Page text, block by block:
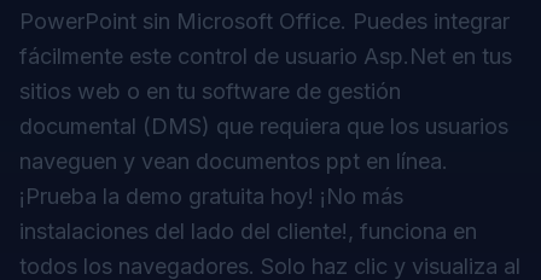
PowerPoint sin Microsoft Office. Puedes integrar
fácilmente este control de usuario Asp.Net en tus
sitios web o en tu software de gestión
documental (DMS) que requiera que los usuarios
naveguen y vean documentos ppt en línea.
¡Prueba la demo gratuita hoy! ¡No más
instalaciones del lado del cliente!, funciona en
todos los navegadores. Solo haz clic y visualiza al